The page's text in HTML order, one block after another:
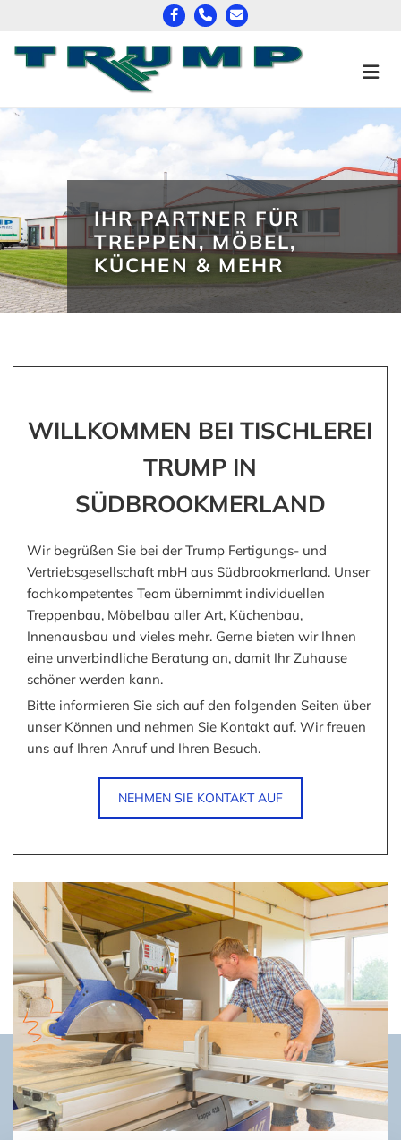
IHR PARTNER FÜR
TREPPEN, MÖBEL,
KÜCHEN & MEHR
WILLKOMMEN BEI TISCHLEREI
TRUMP IN
SÜDBROOKMERLAND
Wir begrüßen Sie bei der Trump Fertigungs- und
Vertriebsgesellschaft mbH aus Südbrookmerland. Unser
fachkompetentes Team übernimmt individuellen
Treppenbau, Möbelbau aller Art, Küchenbau,
Innenausbau und vieles mehr. Gerne bieten wir Ihnen
eine unverbindliche Beratung an, damit Ihr Zuhause
schöner werden kann.
Bitte informieren Sie sich auf den folgenden Seiten über
unser Können und nehmen Sie Kontakt auf. Wir freuen
uns auf Ihren Anruf und Ihren Besuch.
NEHMEN SIE KONTAKT AUF